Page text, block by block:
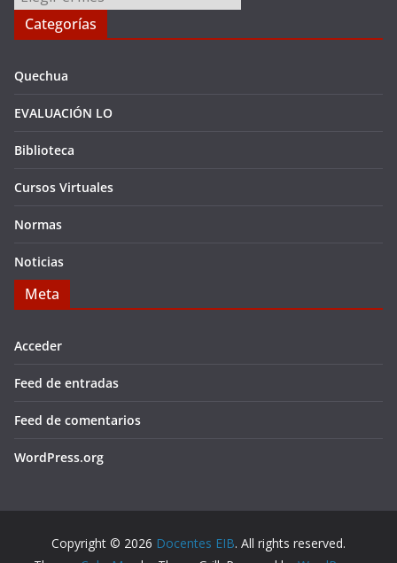
Categorías
Quechua
EVALUACIÓN LO
Biblioteca
Cursos Virtuales
Normas
Noticias
Meta
Acceder
Feed de entradas
Feed de comentarios
WordPress.org
Copyright © 2026 Docentes EIB. All rights reserved.